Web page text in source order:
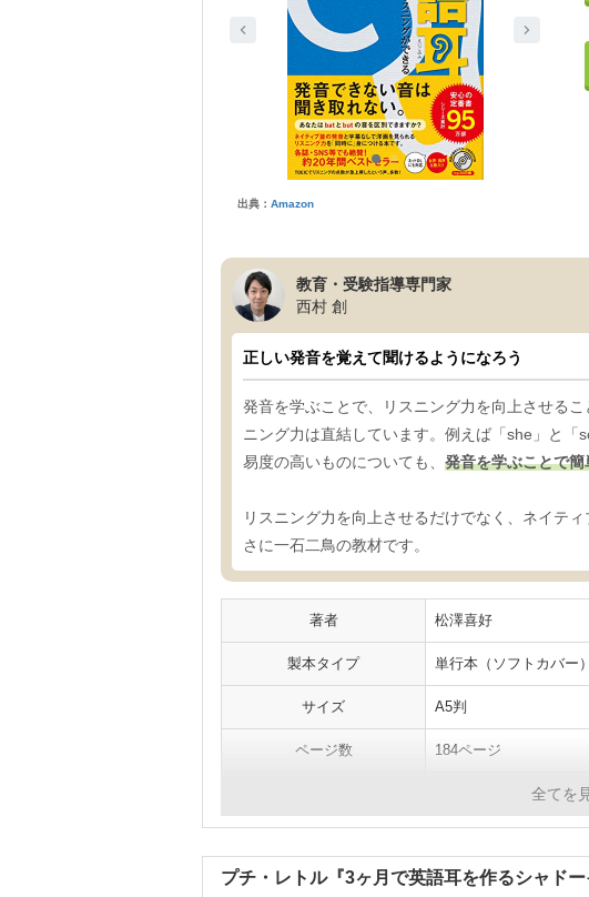
出典： Amazon
教育・受験指導専門家
西村 創
正しい発音を覚えて聞けるようになろう
発音を学ぶことで、リスニング力を向上させる
ニング力は直結しています。例えば「she」と
易度の高いものについても、 発音を学ぶことで
リスニング力を向上させるだけでなく、ネイテ
さに一石二鳥の教材です。
著者 松澤喜好
製本タイプ 単行本（ソフトカバー）
サイズ A5判
ページ数 184ページ
全てを
プチ・レトル『3ヶ月で英語耳を作るシャドー